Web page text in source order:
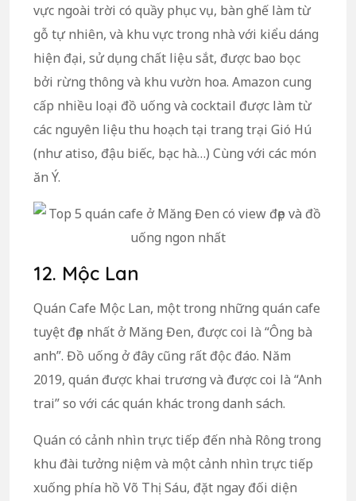
vực ngoài trời có quầy phục vụ, bàn ghế làm từ
gỗ tự nhiên, và khu vực trong nhà với kiểu dáng
hiện đại, sử dụng chất liệu sắt, được bao bọc
bởi rừng thông và khu vườn hoa. Amazon cung
cấp nhiều loại đồ uống và cocktail được làm từ
các nguyên liệu thu hoạch tại trang trại Gió Hú
(như atiso, đậu biếc, bạc hà…) Cùng với các món
ăn Ý.
12. Mộc Lan
Quán Cafe Mộc Lan, một trong những quán cafe
tuyệt đẹp nhất ở Măng Đen, được coi là “Ông bà
anh”. Đồ uống ở đây cũng rất độc đáo. Năm
2019, quán được khai trương và được coi là “Anh
trai” so với các quán khác trong danh sách.
Quán có cảnh nhìn trực tiếp đến nhà Rông trong
khu đài tưởng niệm và một cảnh nhìn trực tiếp
xuống phía hồ Võ Thị Sáu, đặt ngay đối diện